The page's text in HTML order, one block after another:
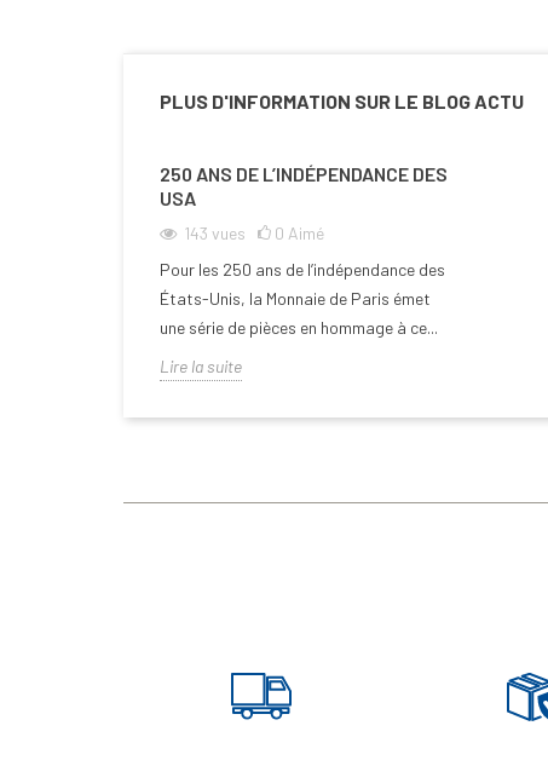
PLUS D'INFORMATION SUR LE BLOG ACTU
250 ANS DE L’INDÉPENDANCE DES
USA
143 vues 0 Aimé
Pour les 250 ans de l’indépendance des
États-Unis, la Monnaie de Paris émet
une série de pièces en hommage à ce...
Lire la suite